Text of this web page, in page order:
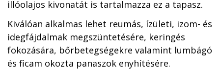
illóolajos kivonatát is tartalmazza ez a tapasz.
Kiválóan alkalmas lehet reumás, ízületi, izom- és
idegfájdalmak megszüntetésére, keringés
fokozására, bőrbetegségekre valamint lumbágó
és ficam okozta panaszok enyhítésére.